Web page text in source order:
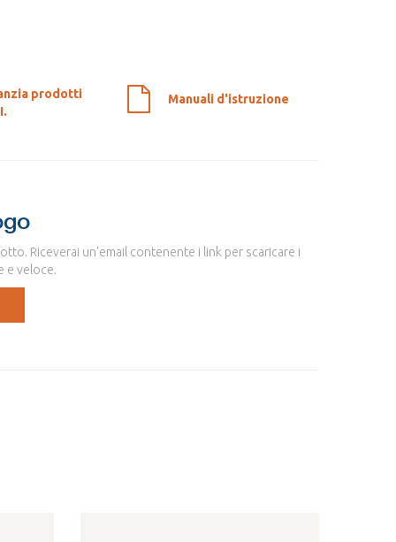
prodotti
Manuali d'istruzione
Riceverai un'email contenente i link per scaricare i
e veloce.